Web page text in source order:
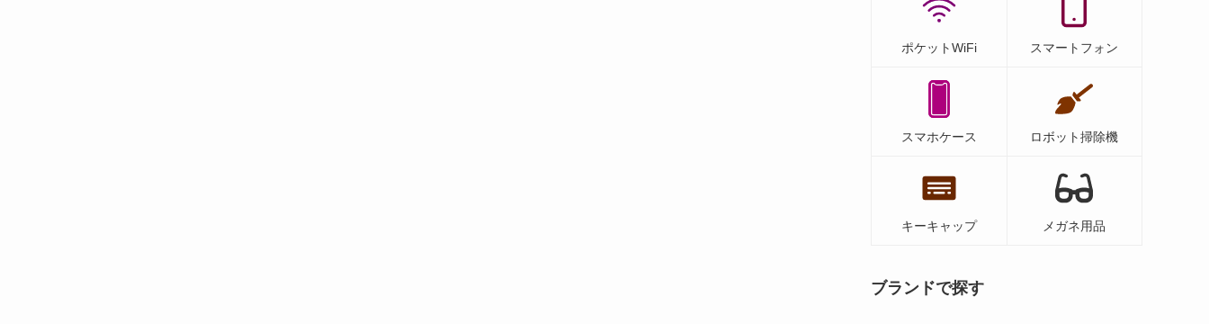
ポケットWiFi スマートフォン
スマホケース ロボット掃除機
キーキャップ メガネ用品
ブランドで探す